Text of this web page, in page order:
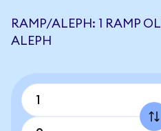
RAMP/ALEPH: 1 RAMP
ALEPH